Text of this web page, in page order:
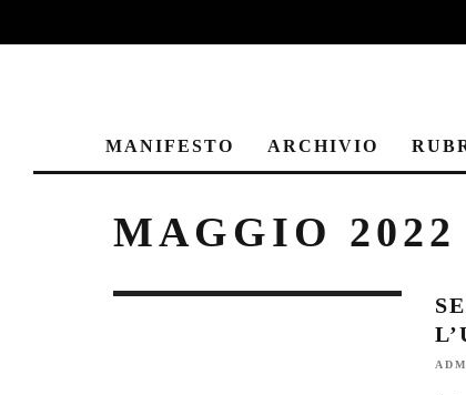
MANIFESTO ARCHIVIO
MAGGIO 2022